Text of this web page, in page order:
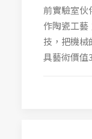
前實驗室伙
作陶瓷工藝
技，把機械
具藝術價值